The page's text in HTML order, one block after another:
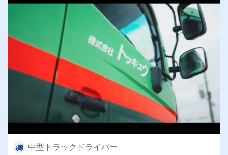
中型トラックドライバー